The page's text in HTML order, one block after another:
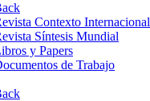
Contexto Internacional
Síntesis Mundial
y Papers
de Trabajo